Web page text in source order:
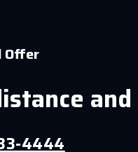
Offer
and
4444